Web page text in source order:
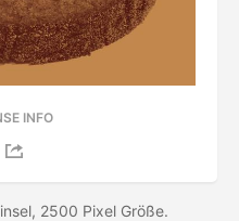
INFO
2500 Pixel Größe.